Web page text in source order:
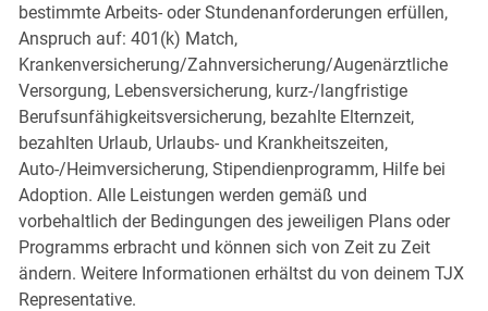
bestimmte Arbeits- oder Stundenanforderungen erfüllen,
Anspruch auf: 401(k) Match,
Krankenversicherung/Zahnversicherung/Augenärztliche
Versorgung, Lebensversicherung, kurz-/langfristige
Berufsunfähigkeitsversicherung, bezahlte Elternzeit,
bezahlten Urlaub, Urlaubs- und Krankheitszeiten,
Auto-/Heimversicherung, Stipendienprogramm, Hilfe bei
Adoption. Alle Leistungen werden gemäß und
vorbehaltlich der Bedingungen des jeweiligen Plans oder
Programms erbracht und können sich von Zeit zu Zeit
ändern. Weitere Informationen erhältst du von deinem TJX
Representative.